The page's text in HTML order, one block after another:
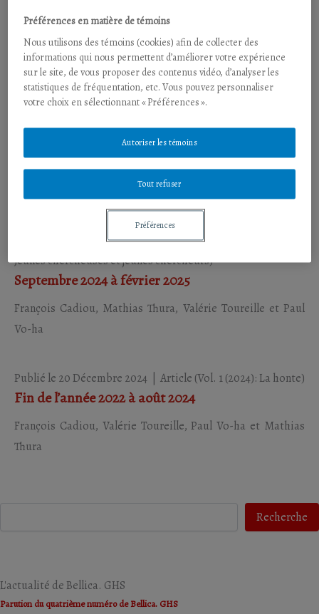
Vo-ha
Publié le 1 Décembre 2025|Article(Vol. 3 No. 2 (2025): Faire
François Cadiou,Paul Vo-ha,Mathias Thura etValérie
Publié le 17 juin 2025|Article (Vol. 2 No. 1 (2025): Varia
Jeunes chercheuses et jeunes chercheurs)
Septembre 2024 à février 2025
François Cadiou, Mathias Thura, Valérie Toureille et Paul
Vo-ha
Publié le 20 Décembre 2024 Article (Vol. 1 (2024): La honte)
Fin de l’année 2022 à août 2024
François Cadiou, Valérie Toureille, Paul Vo-ha et Mathias
Thura
Recherche
L'actualité de Bellica. GHS
Parution du quatrième numéro de Bellica. GHS
Préférences en matière de témoins
Nous utilisons des témoins (cookies) afin de collecter des
informations qui nous permettent d’améliorer votre expérience
sur le site, de vous proposer des contenus vidéo, d’analyser les
statistiques de fréquentation, etc. Vous pouvez personnaliser
votre choix en sélectionnant « Préférences ».
Tout refuser
Autoriser les témoins
Préférences